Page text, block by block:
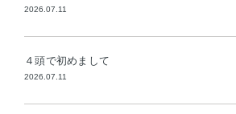
2026.07.11
４頭で初めまして
2026.07.11